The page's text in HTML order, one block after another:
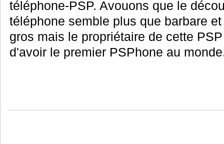
téléphone-PSP. Avouons que le
téléphone semble plus que barbare
gros mais le propriétaire de cette
d'avoir le premier PSPhone au